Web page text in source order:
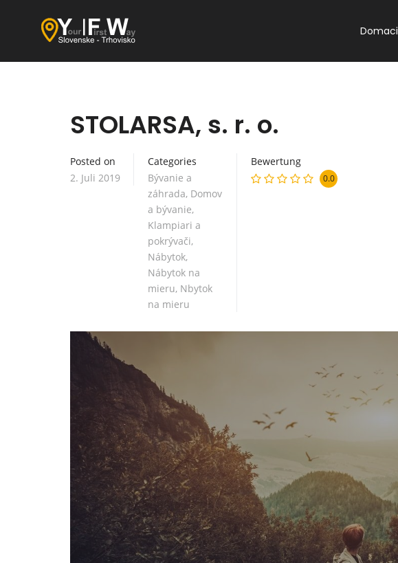
Domaci
STOLARSA, s. r. o.
Posted on
2. Juli 2019
Categories
Bývanie a
záhrada, Domov
a bývanie,
Klampiari a
pokrývači,
Nábytok,
Nábytok na
mieru, Nbytok
na mieru
Bewertung
0.0